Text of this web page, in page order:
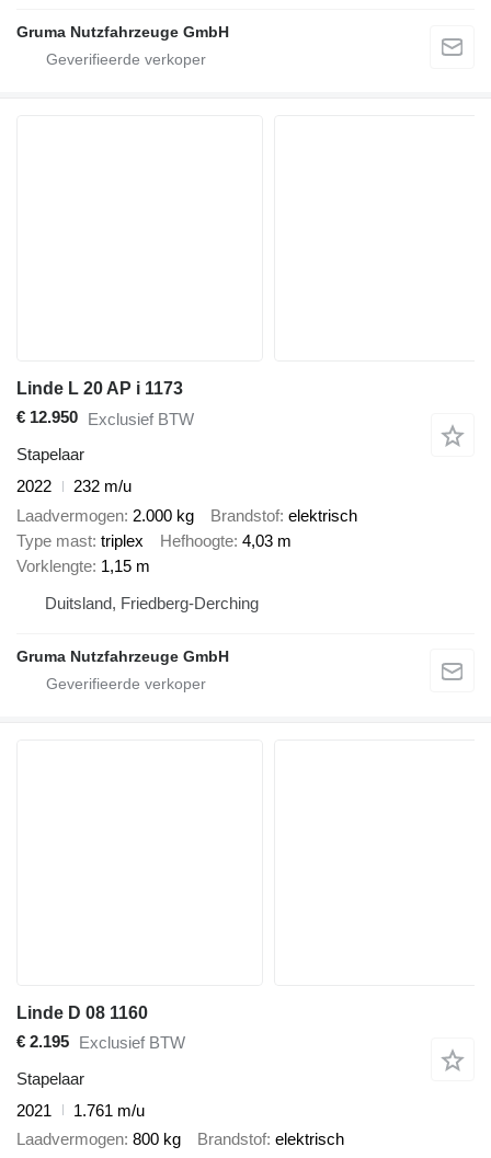
Gruma Nutzfahrzeuge GmbH
Linde L 20 AP i 1173
€ 12.950 Exclusief BTW
Stapelaar
2022
232 m/u
Laadvermogen 2.000 kg Brandstof elektrisch
Type mast triplex Hefhoogte 4,03 m
Vorklengte 1,15 m
Duitsland, Friedberg-Derching
Gruma Nutzfahrzeuge GmbH
Linde D 08 1160
€ 2.195 Exclusief BTW
Stapelaar
2021
1.761 m/u
Laadvermogen 800 kg Brandstof elektrisch